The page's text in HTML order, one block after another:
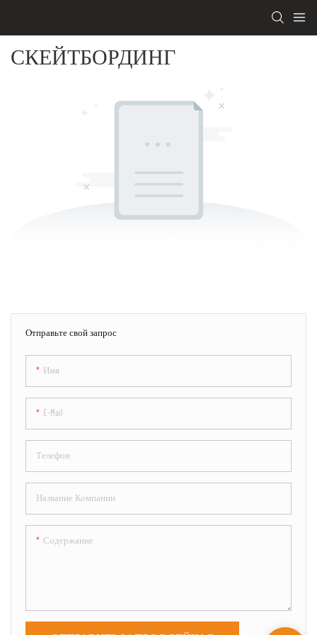
СКЕЙТБОРДИНГ
Отправьте свой запрос
Имя
E-Mail
Телефон
Название Компании
Содержание